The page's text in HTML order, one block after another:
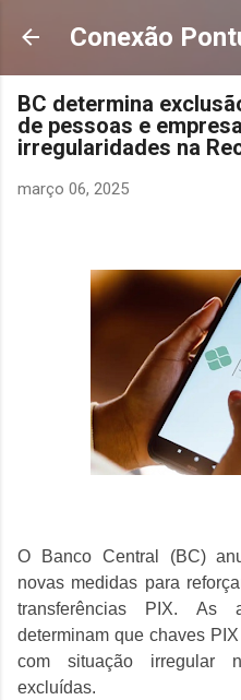
Conexão
BC determina
de pessoas e
irregularidades na
março 06, 2025
O Banco Central (BC)
novas medidas para
transferências PIX. As
determinam que chaves
com situação irregular
excluídas.